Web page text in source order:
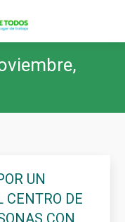
UN
CENTRO DE
CON